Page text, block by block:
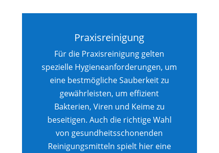
Praxisreinigung
Für die Praxisreinigung gelten
spezielle Hygieneanforderungen, um
eine bestmögliche Sauberkeit zu
gewährleisten, um effizient
Bakterien, Viren und Keime zu
beseitigen. Auch die richtige Wahl
von gesundheitsschonenden
Reinigungsmitteln spielt hier eine